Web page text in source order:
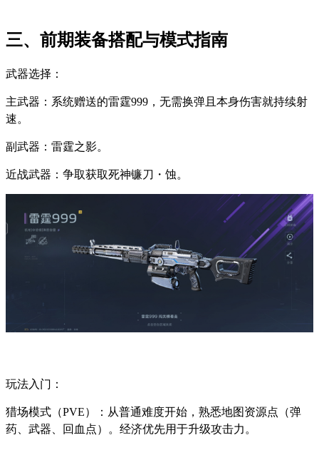
三、前期装备搭配与模式指南
武器选择：
主武器：系统赠送的雷霆999，无需换弹且本身伤害就持续射
速。
副武器：雷霆之影。
近战武器：争取获取死神镰刀・蚀。
玩法入门：
猎场模式（PVE）：从普通难度开始，熟悉地图资源点（弹
药、武器、回血点）。经济优先用于升级攻击力。